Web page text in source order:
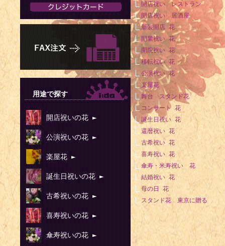
1914年 - 武
1919年 - 野
1920年 - ジ
者（+ 2004
1923年 - 吉
1923年 - 長
年）
1925年 - ジ
DeLorean)
（DMC）創
1926年 - 立
1927年 - 神
1927年 - 板
1929年 - バ
スタンの政
開店祝い レストラン
開店祝い 居酒屋
新装開店 花
開業祝い 花
開院祝い 花
移転祝い 花
公演祝い 花
楽屋花
舞台 スタンド花
コンサート 花
誕生日祝い 花
還暦祝い 花
古希祝い 花
喜寿祝い 花
傘寿・米寿祝い 花
結婚祝い 花
母の日 花
スタンド花 東京に贈る
用途で探す
開店祝いの花 ►
公演祝いの花 ►
楽屋花 ►
誕生日祝いの花 ►
古希祝いの花 ►
喜寿祝いの花 ►
傘寿祝いの花 ►